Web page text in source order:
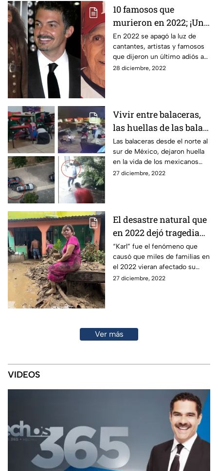
10 famosos que
murieron en 2022; ¡Un
último adiós!
En 2022 se apagó la luz de
cantantes, artistas y famosos
que dijeron un último adiós a
la industria del
28 diciembre, 2022
Vivir entre balaceras,
las huellas de las balas
en 2022
Las balaceras desde el norte al
sur de México, dejaron huella
en la vida de los mexicanos
este año 2022, las balas
27 diciembre, 2022
El desastre natural que
en 2022 dejó tragedia
en Chiapas y Tabasco
“Karl” fue el fenómeno que
causó que miles de familias en
el 2022 vieran afectado su
patrimonio y su vida, un
27 diciembre, 2022
Ver más
VIDEOS